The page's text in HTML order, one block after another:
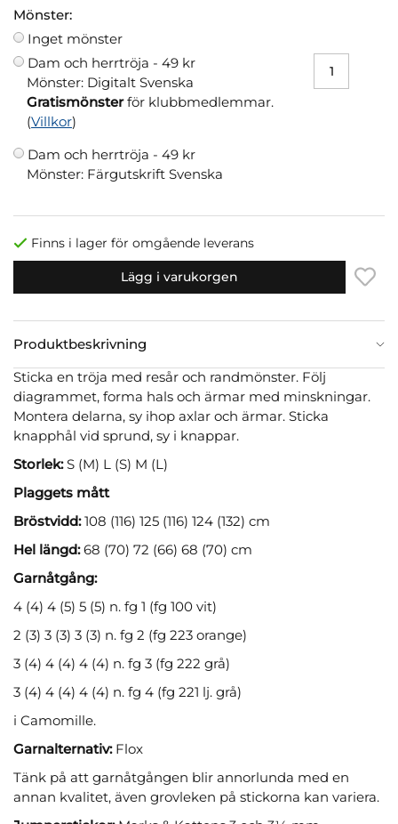
Mönster:
Inget mönster
Dam och herrtröja - 49 kr
Mönster: Digitalt Svenska
Gratismönsterför klubbmedlemmar.
(Villkor)
Dam och herrtröja - 49 kr
Mönster: Färgutskrift Svenska
Finns i lager för omgående leverans
Lägg i varukorgen
Produktbeskrivning
Sticka en tröja med resår och randmönster. Följ
diagrammet, forma hals och ärmar med minskningar.
Montera delarna, sy ihop axlar och ärmar. Sticka
knapphål vid sprund, sy i knappar.
Storlek:S (M) L (S) M (L)
Plaggets mått
Bröstvidd:108 (116) 125 (116) 124 (132) cm
Hel längd:68 (70) 72 (66) 68 (70) cm
Garnåtgång:
4 (4) 4 (5) 5 (5) n. fg 1 (fg 100 vit)
2 (3) 3 (3) 3 (3) n. fg 2 (fg 223 orange)
3 (4) 4 (4) 4 (4) n. fg 3 (fg 222 grå)
3 (4) 4 (4) 4 (4) n. fg 4 (fg 221 lj. grå)
i Camomille.
Garnalternativ:Flox
Tänk på att garnåtgången blir annorlunda med en
annan kvalitet, även grovleken på stickorna kan variera.